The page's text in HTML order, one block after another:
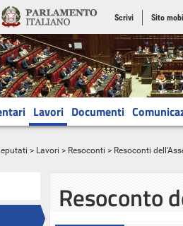
Scrivi Sito
Lavori Documenti
> Lavori > Resoconti > Resoconti
Resoconto